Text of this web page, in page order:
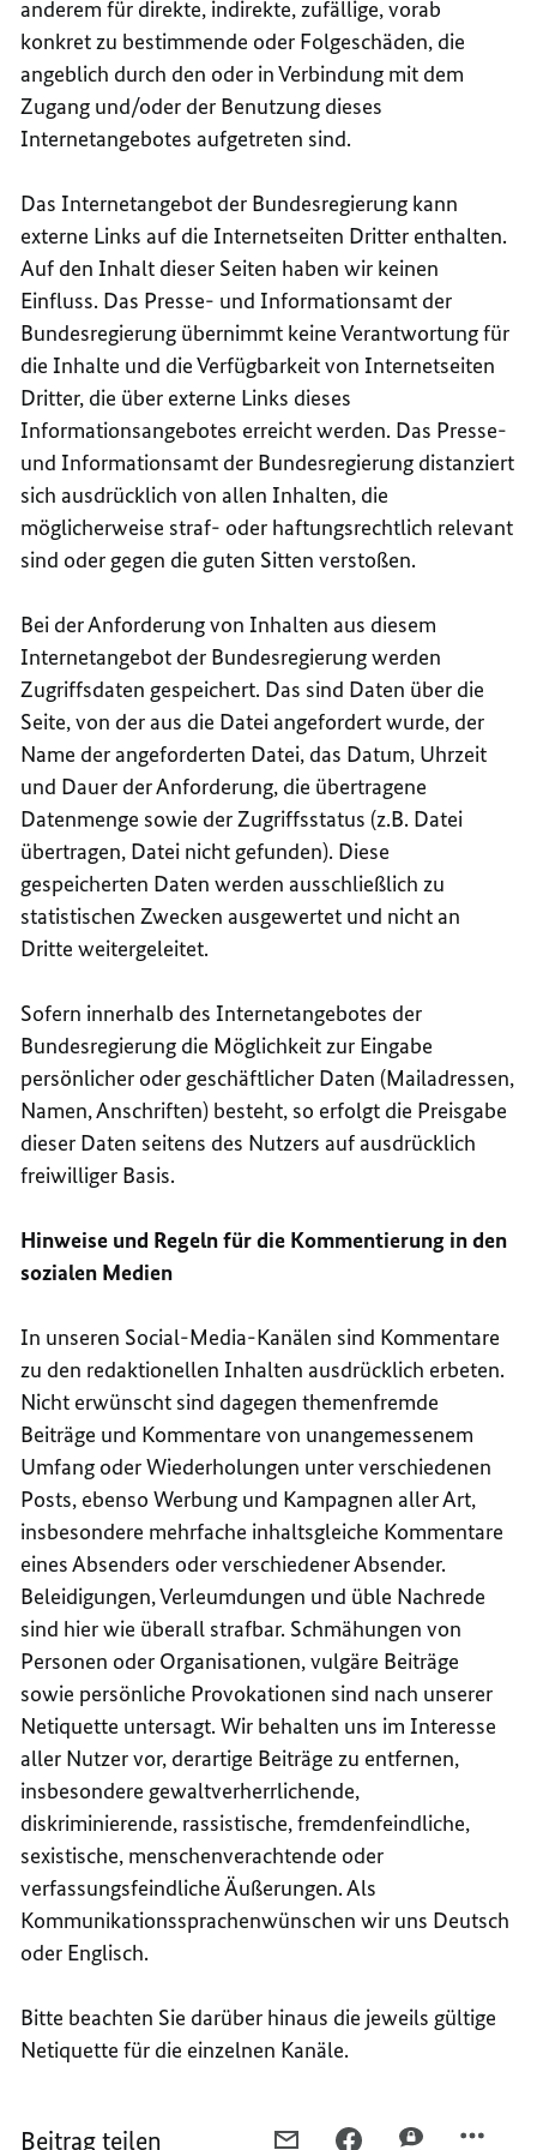
anderem für direkte, indirekte, zufällige, vorab
konkret zu bestimmende oder Folgeschäden, die
angeblich durch den oder in Verbindung mit dem
Zugang und/oder der Benutzung dieses
Internetangebotes aufgetreten sind.
Das Internetangebot der Bundesregierung kann
externe Links auf die Internetseiten Dritter enthalten.
Auf den Inhalt dieser Seiten haben wir keinen
Einfluss. Das Presse- und Informationsamt der
Bundesregierung übernimmt keine Verantwortung für
die Inhalte und die Verfügbarkeit von Internetseiten
Dritter, die über externe Links dieses
Informationsangebotes erreicht werden. Das Presse-
und Informationsamt der Bundesregierung distanziert
sich ausdrücklich von allen Inhalten, die
möglicherweise straf- oder haftungsrechtlich relevant
sind oder gegen die guten Sitten verstoßen.
Bei der Anforderung von Inhalten aus diesem
Internetangebot der Bundesregierung werden
Zugriffsdaten gespeichert. Das sind Daten über die
Seite, von der aus die Datei angefordert wurde, der
Name der angeforderten Datei, das Datum, Uhrzeit
und Dauer der Anforderung, die übertragene
Datenmenge sowie der Zugriffsstatus (z.B. Datei
übertragen, Datei nicht gefunden). Diese
gespeicherten Daten werden ausschließlich zu
statistischen Zwecken ausgewertet und nicht an
Dritte weitergeleitet.
Sofern innerhalb des Internetangebotes der
Bundesregierung die Möglichkeit zur Eingabe
persönlicher oder geschäftlicher Daten (Mailadressen,
Namen, Anschriften) besteht, so erfolgt die Preisgabe
dieser Daten seitens des Nutzers auf ausdrücklich
freiwilliger Basis.
Hinweise und Regeln für die Kommentierung in den
sozialen Medien
In unseren Social-Media-Kanälen sind Kommentare
zu den redaktionellen Inhalten ausdrücklich erbeten.
Nicht erwünscht sind dagegen themenfremde
Beiträge und Kommentare von unangemessenem
Umfang oder Wiederholungen unter verschiedenen
Posts, ebenso Werbung und Kampagnen aller Art,
insbesondere mehrfache inhaltsgleiche Kommentare
eines Absenders oder verschiedener Absender.
Beleidigungen, Verleumdungen und üble Nachrede
sind hier wie überall strafbar. Schmähungen von
Personen oder Organisationen, vulgäre Beiträge
sowie persönliche Provokationen sind nach unserer
Netiquette untersagt. Wir behalten uns im Interesse
aller Nutzer vor, derartige Beiträge zu entfernen,
insbesondere gewaltverherrlichende,
diskriminierende, rassistische, fremdenfeindliche,
sexistische, menschenverachtende oder
verfassungsfeindliche Äußerungen. Als
Kommunikationssprachenwünschen wir uns Deutsch
oder Englisch.
Bitte beachten Sie darüber hinaus die jeweils gültige
Netiquette für die einzelnen Kanäle.
Beitrag teilen